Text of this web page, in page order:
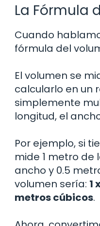
La Fórmula
Cuando
fórmula del
El volumen se
calcularlo en un
simplemente
longitud, el
Por ejemplo, si
mide 1 metro de
ancho y 0.5
volumen sería: 1
metros cúbicos.